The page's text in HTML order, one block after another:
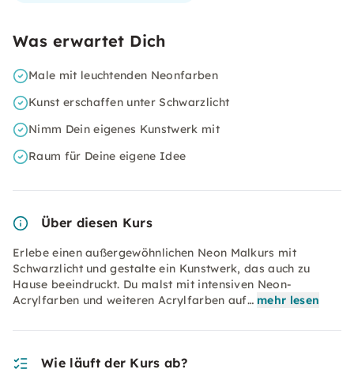
Was erwartet Dich
Male mit leuchtenden Neonfarben
Kunst erschaffen unter Schwarzlicht
Nimm Dein eigenes Kunstwerk mit
Raum für Deine eigene Idee
Über diesen Kurs
Erlebe einen außergewöhnlichen Neon Malkurs mit
Schwarzlicht und gestalte ein Kunstwerk, das auch zu
Hause beeindruckt. Du malst mit intensiven Neon-
Acrylfarben und weiteren Acrylfarben auf… mehr lesen
Wie läuft der Kurs ab?